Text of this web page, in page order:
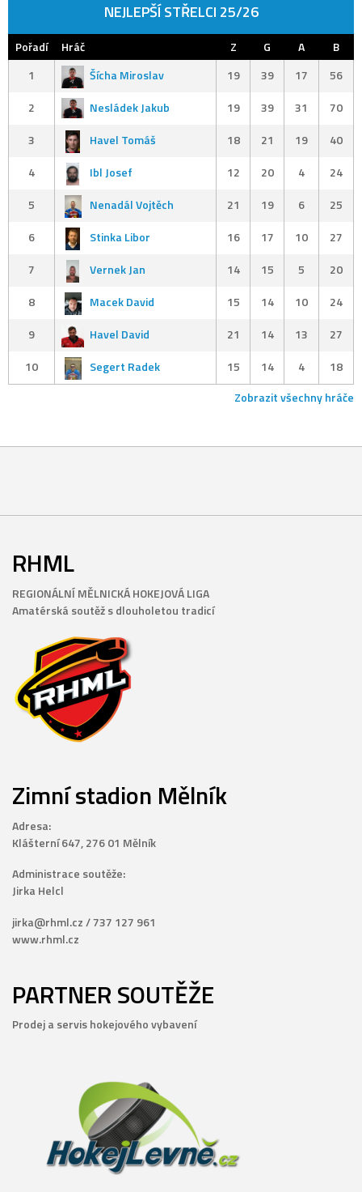
NEJLEPŠÍ STŘELCI 25/26
Pořadí Hráč Z G A
B
1
Šícha Miroslav 19 39 17
56
2
Nesládek Jakub 19 39 31
70
3
Havel Tomáš 18 21 19
40
4
Ibl Josef 12 20 4
24
5
Nenadál Vojtěch 21 19 6
25
6
Stinka Libor 16 17 10
27
7
Vernek Jan 14 15 5
20
8
Macek David 15 14 10
24
9
Havel David 21 14 13
27
10
Segert Radek 15 14 4
18
Zobrazit všechny hráče
RHML
REGIONÁLNÍ MĚLNICKÁ HOKEJOVÁ LIGA
Amatérská soutěž s dlouholetou tradicí
Zimní stadion Mělník
Adresa:
Klášterní 647, 276 01 Mělník
Administrace soutěže:
Jirka Helcl
jirka@rhml.cz / 737 127 961
www.rhml.cz
PARTNER SOUTĚŽE
Prodej a servis hokejového vybavení